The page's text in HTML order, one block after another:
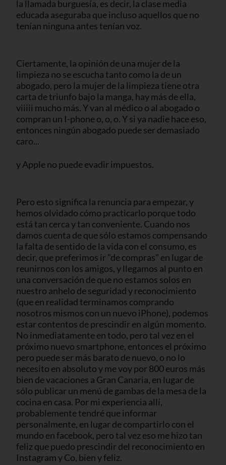
la llamada burguesía, es decir, la clase media
educada aseguraba que incluso aquellos que no
tenían ninguna antes tenían voz.
Ciertamente, la opinión de una mujer de la
limpieza no se escucha tanto como la de un
abogado, pero la mujer de la limpieza tiene otra
carta de triunfo bajo la manga, hay más de ella,
viiiii mucho más. Y van al médico o al abogado o
compran un I-phone o, o, o. Y si ya nadie hace eso,
entonces ningún abogado puede ser demasiado
caro...
y Apple no puede evadir impuestos.
Pero esto significa la renuncia para empezar, y
hemos olvidado cómo practicarlo porque todo
está tan cerca y tan conveniente. Cuando nos
damos cuenta de que sólo estamos compensando
la falta de sentido de la vida con el consumo, es
decir, que preferimos ir "de compras" en lugar de
reunirnos con los amigos, y llegamos al punto en
una conversación de que no estamos solos en
nuestro anhelo de seguridad y reconocimiento
(que en realidad terminamos comprando
nosotros mismos con un nuevo iPhone), podemos
estar contentos de prescindir en algún momento.
No inmediatamente en todo, pero tal vez en el
próximo nuevo smartphone, entonces el próximo
pero puede ser más barato de nuevo, o no lo
necesito en absoluto y me voy por 800 euros más
bien de vacaciones a Gran Canaria, en lugar de
sólo publicar un menú de gambas de la mesa de la
cocina en casa. Por mi experiencia allí,
probablemente tendré que informar
personalmente, en lugar de compartirlo con el
mundo en facebook, pero tal vez eso me hizo tan
feliz que puedo prescindir del reconocimiento en
Instagram y Co, bien y feliz.